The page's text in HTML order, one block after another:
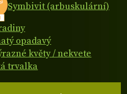
Symbivit (arbuskulární)
opadavý
květy / nekvete
trvalka